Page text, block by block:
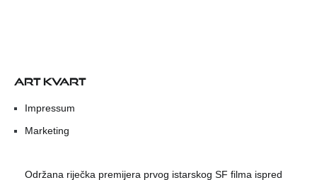
ART KVART
Impressum
Marketing
Održana riječka premijera prvog istarskog SF filma ispred